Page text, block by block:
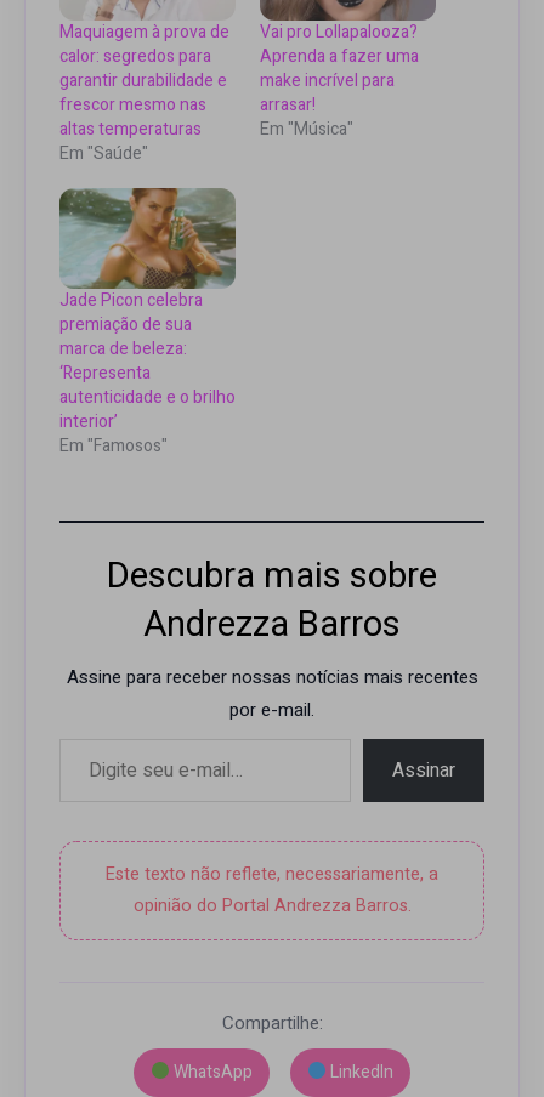
Maquiagem à prova de
calor: segredos para
garantir durabilidade e
frescor mesmo nas
altas temperaturas
Em "Saúde"
Vai pro Lollapalooza?
Aprenda a fazer uma
make incrível para
arrasar!
Em "Música"
Jade Picon celebra
premiação de sua
marca de beleza:
‘Representa
autenticidade e o brilho
interior’
Em "Famosos"
Descubra mais sobre
Andrezza Barros
Assine para receber nossas notícias mais recentes
por e-mail.
Assinar
Este texto não reflete, necessariamente, a
opinião do Portal Andrezza Barros.
Compartilhe:
WhatsApp
LinkedIn